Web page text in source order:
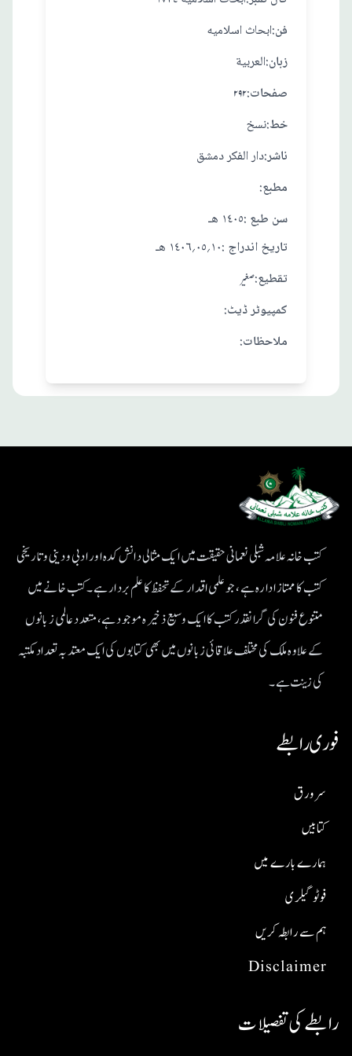
ابحاث اسلاميه :فن
العربية :زبان
۲۹۲ :صفحات
نسخ:خط
دار الفكر دمشق:ناشر
:مطبع
١٤٠٥ هـ : سن طبع
١٠؍٠٥؍١٤٠٦ هـ : تاريخ اندراج
صغير :تقطيع
:کمپیوٹر ڈیٹ
:ملاحظات
کتب خانہ علامہ شبلی نعمانی حقیقت میں ایک مثالی دانش کدہ اور ادبی ودینی و تاریخی
کتب کا ممتاز ادارہ ہے، جو علمی اقدار کے تحفظ کا علم بردار ہے۔کتب خانے میں
متنوع فنون کی گرانقدر کتب کا ایک وسیع ذخیرہ موجود ہے، متعدد عالمی زبانوں
کے علاوہ ملک کی مختلف علاقائی زبانوں میں بھی کتابوں کی ایک معتد بہ تعداد مکتبہ
کی زینت ہے۔
فوری رابطے
Disclaimer
ہم سے رابطہ کریں
فوٹو گیلری
ہمارے بارے میں
کتابیں
سر ورق
رابطے کی تفصیلات